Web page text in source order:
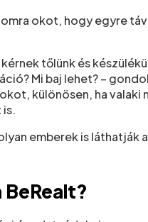
okot, hogy egyre
tőlünk és
Mi baj lehet? –
különösen, ha valaki
is.
emberek is